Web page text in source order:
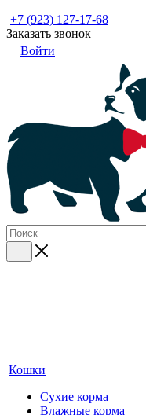
+7 (923) 127-17-68
Заказать звонок
Войти
Кошки
Сухие корма
Влажные корма